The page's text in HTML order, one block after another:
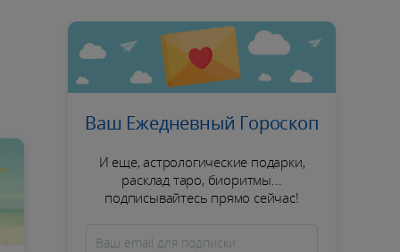
Ваш Ежедневный Гороскоп
И еще, астрологические подарки,
расклад таро, биоритмы...
подписывайтесь прямо сейчас!